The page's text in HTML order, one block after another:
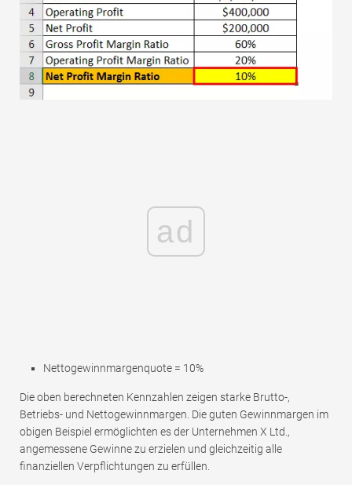
ad
Nettogewinnmargenquote = 10%
Die oben berechneten Kennzahlen zeigen starke Brutto-,
Betriebs- und Nettogewinnmargen. Die guten Gewinnmargen im
obigen Beispiel ermöglichten es der Unternehmen X Ltd.,
angemessene Gewinne zu erzielen und gleichzeitig alle
finanziellen Verpflichtungen zu erfüllen.